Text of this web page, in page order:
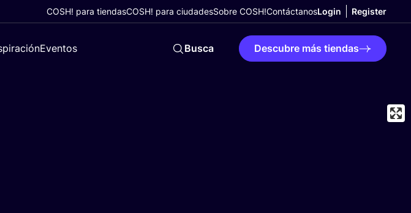
COSH! para tiendasCOSH! para ciudadesSobre COSH!ContáctanosLogin Register
Eventos Busca Descubre más tiendas